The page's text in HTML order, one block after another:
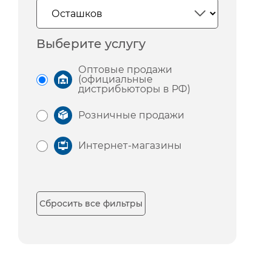
Выберите услугу
Оптовые продажи
(официальные
дистрибьюторы в РФ)
Розничные продажи
Интернет-магазины
Сбросить все фильтры